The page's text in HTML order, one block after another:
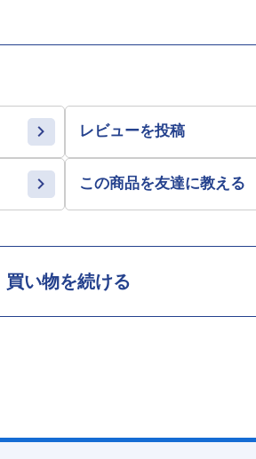
レビューを投稿
この商品を友達に教える
買い物を続ける